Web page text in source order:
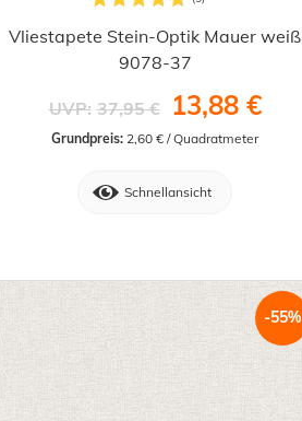
Vliestapete Stein-Optik Mauer weiß
9078-37
UVP: 37,95 € 13,88 €
Grundpreis: 2,60 € / Quadratmeter
Schnellansicht
-55%